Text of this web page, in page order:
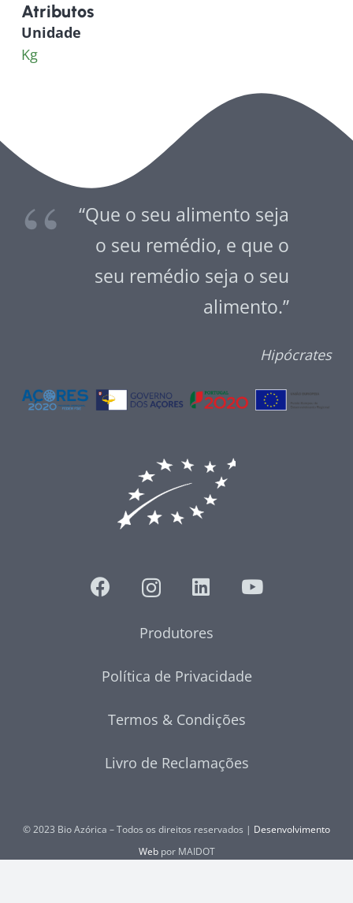
Atributos
Unidade
Kg
“Que o seu alimento seja
o seu remédio, e que o
seu remédio seja o seu
alimento.”
Hipócrates
Produtores
Política de Privacidade
Termos & Condições
Livro de Reclamações
© 2023 Bio Azórica – Todos os direitos reservados | Desenvolvimento
Webpor MAIDOT